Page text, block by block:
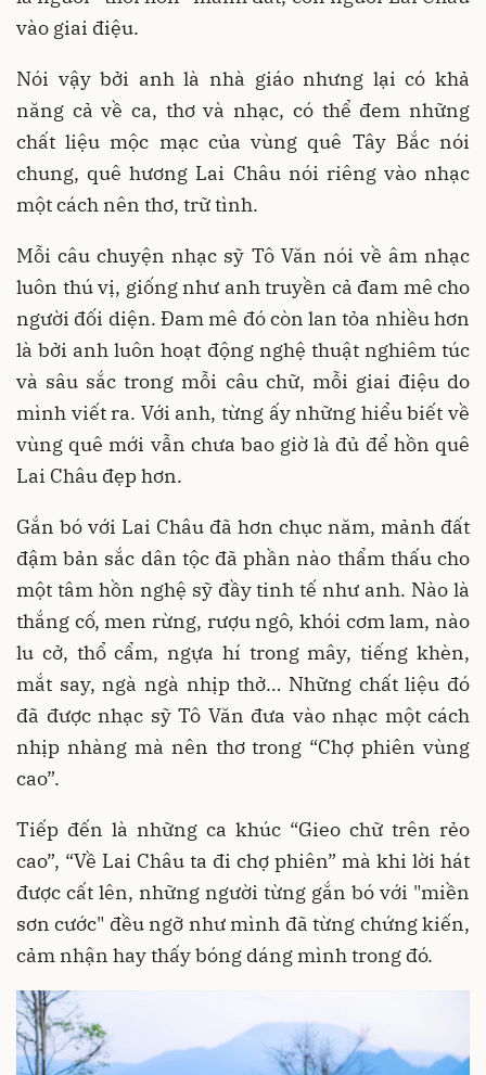
vào giai điệu.
Nói vậy bởi anh là nhà giáo nhưng lại có khả
năng cả về ca, thơ và nhạc, có thể đem những
chất liệu mộc mạc của vùng quê Tây Bắc nói
chung, quê hương Lai Châu nói riêng vào nhạc
một cách nên thơ, trữ tình.
Mỗi câu chuyện nhạc sỹ Tô Văn nói về âm nhạc
luôn thú vị, giống như anh truyền cả đam mê cho
người đối diện. Đam mê đó còn lan tỏa nhiều hơn
là bởi anh luôn hoạt động nghệ thuật nghiêm túc
và sâu sắc trong mỗi câu chữ, mỗi giai điệu do
mình viết ra. Với anh, từng ấy những hiểu biết về
vùng quê mới vẫn chưa bao giờ là đủ để hồn quê
Lai Châu đẹp hơn.
Gắn bó với Lai Châu đã hơn chục năm, mảnh đất
đậm bản sắc dân tộc đã phần nào thẩm thấu cho
một tâm hồn nghệ sỹ đầy tinh tế như anh. Nào là
thắng cố, men rừng, rượu ngô, khói cơm lam, nào
lu cở, thổ cẩm, ngựa hí trong mây, tiếng khèn,
mắt say, ngà ngà nhịp thở… Những chất liệu đó
đã được nhạc sỹ Tô Văn đưa vào nhạc một cách
nhịp nhàng mà nên thơ trong “Chợ phiên vùng
cao”.
Tiếp đến là những ca khúc “Gieo chữ trên rẻo
cao”, “Về Lai Châu ta đi chợ phiên” mà khi lời hát
được cất lên, những người từng gắn bó với "miền
sơn cước" đều ngỡ như mình đã từng chứng kiến,
cảm nhận hay thấy bóng dáng mình trong đó.